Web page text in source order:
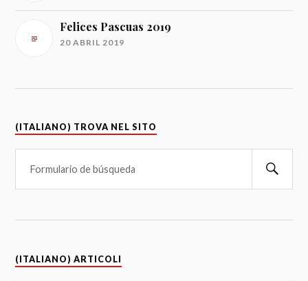
Felices Pascuas 2019
20 ABRIL 2019
(ITALIANO) TROVA NEL SITO
(ITALIANO) ARTICOLI